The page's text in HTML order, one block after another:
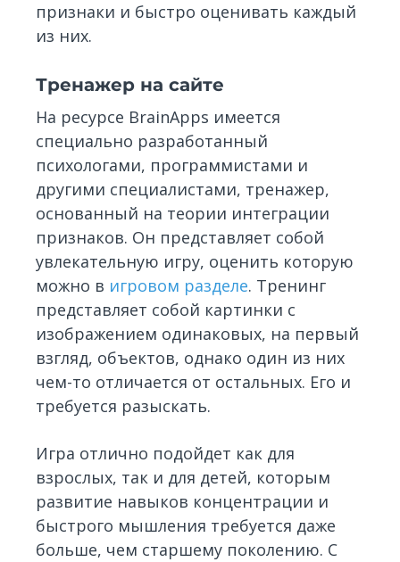
признаки и быстро оценивать каждый
из них.
Тренажер на сайте
На ресурсе BrainApps имеется
специально разработанный
психологами, программистами и
другими специалистами, тренажер,
основанный на теории интеграции
признаков. Он представляет собой
увлекательную игру, оценить которую
можно в игровом разделе. Тренинг
представляет собой картинки с
изображением одинаковых, на первый
взгляд, объектов, однако один из них
чем-то отличается от остальных. Его и
требуется разыскать.
Игра отлично подойдет как для
взрослых, так и для детей, которым
развитие навыков концентрации и
быстрого мышления требуется даже
больше, чем старшему поколению. С